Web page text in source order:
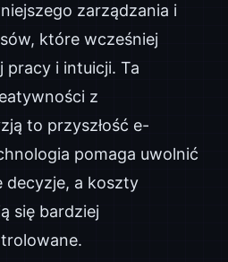
zarządzania i
które wcześniej
pracy i intuicji. Ta
z
to przyszłość e-
pomaga uwolnić
decyzje, a koszty
się bardziej